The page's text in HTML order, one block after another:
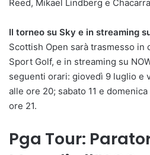
Reed, Mikael Lindberg e
Il torneo su Sky e in streaming
Scottish Open sarà trasmesso in
Sport Golf, e in streaming su
seguenti orari: giovedì 9 luglio e
alle ore 20; sabato 11 e
ore 21.
Pga Tour: